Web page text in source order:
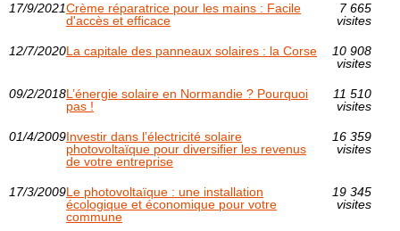
17/9/2021Crème réparatrice pour les mains : Facile
d'accès et efficace
7 665
visites
12/7/2020La capitale des panneaux solaires : la Corse
10 908
visites
09/2/2018L’énergie solaire en Normandie ? Pourquoi
pas !
11 510
visites
01/4/2009Investir dans l’électricité solaire
photovoltaïque pour diversifier les revenus
de votre entreprise
16 359
visites
17/3/2009Le photovoltaïque : une installation
écologique et économique pour votre
commune
19 345
visites